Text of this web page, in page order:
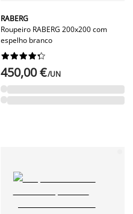
RABERG
Roupeiro RABERG 200x200 com
espelho branco






450,00 €/UN